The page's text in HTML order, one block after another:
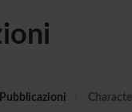
Pubblicazioni